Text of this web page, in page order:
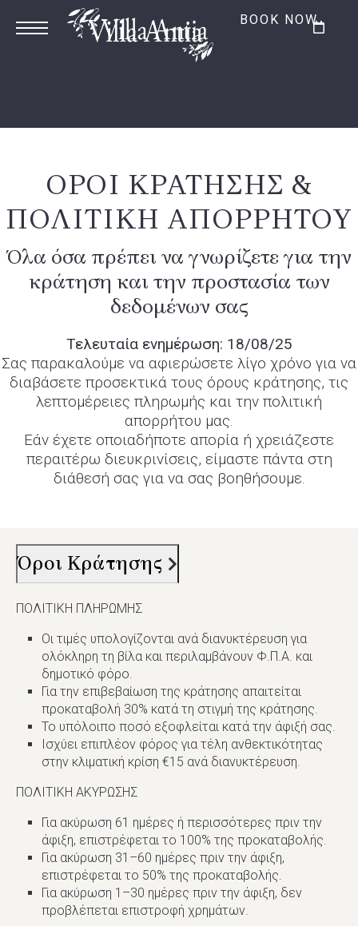
BOOK NOW
ΟΡΟΙ ΚΡΑΤΗΣΗΣ &
ΠΟΛΙΤΙΚΗ ΑΠΟΡΡΗΤΟΥ
Όλα όσα πρέπει να γνωρίζετε για την
κράτηση και την προστασία των
δεδομένων σας
Τελευταία ενημέρωση: 18/08/25
Σας παρακαλούμε να αφιερώσετε λίγο χρόνο για να
διαβάσετε προσεκτικά τους όρους κράτησης, τις
λεπτομέρειες πληρωμής και την πολιτική
απορρήτου μας.
Εάν έχετε οποιαδήποτε απορία ή χρειάζεστε
περαιτέρω διευκρινίσεις, είμαστε πάντα στη
διάθεσή σας για να σας βοηθήσουμε.
Όροι Κράτησης
ΠΟΛΙΤΙΚΗ ΠΛΗΡΩΜΗΣ
Οι τιμές υπολογίζονται ανά διανυκτέρευση για
ολόκληρη τη βίλα και περιλαμβάνουν Φ.Π.Α. και
δημοτικό φόρο.
Για την επιβεβαίωση της κράτησης απαιτείται
προκαταβολή 30% κατά τη στιγμή της κράτησης.
Το υπόλοιπο ποσό εξοφλείται κατά την άφιξή σας.
Ισχύει επιπλέον φόρος για τέλη ανθεκτικότητας
στην κλιματική κρίση €15 ανά διανυκτέρευση.
ΠΟΛΙΤΙΚΗ ΑΚΥΡΩΣΗΣ
Για ακύρωση 61 ημέρες ή περισσότερες πριν την
άφιξη, επιστρέφεται το 100% της προκαταβολής.
Για ακύρωση 31–60 ημέρες πριν την άφιξη,
επιστρέφεται το 50% της προκαταβολής.
Για ακύρωση 1–30 ημέρες πριν την άφιξη, δεν
προβλέπεται επιστροφή χρημάτων.